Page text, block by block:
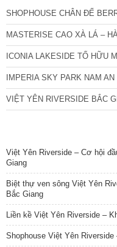
SHOPHOUSE CHÂN ĐẾ
MASTERISE CAO XÀ LÁ –
ICONIA LAKESIDE TỐ HỮU
IMPERIA SKY PARK NAM AN
VIỆT YÊN RIVERSIDE BẮC
Việt Yên Riverside – Cơ hội
Giang
Biệt thự ven sông Việt Yên
Bắc Giang
Liền kề Việt Yên Riverside –
Shophouse Việt Yên